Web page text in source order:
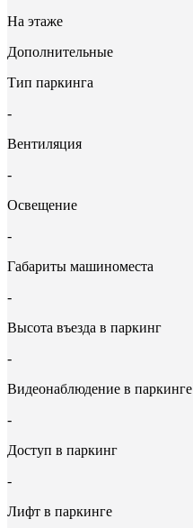
На этаже
Дополнительные
Тип паркинга
-
Вентиляция
-
Освещение
-
Габариты машиноместа
-
Высота въезда в паркинг
-
Видеонаблюдение в паркинге
-
Доступ в паркинг
-
Лифт в паркинге